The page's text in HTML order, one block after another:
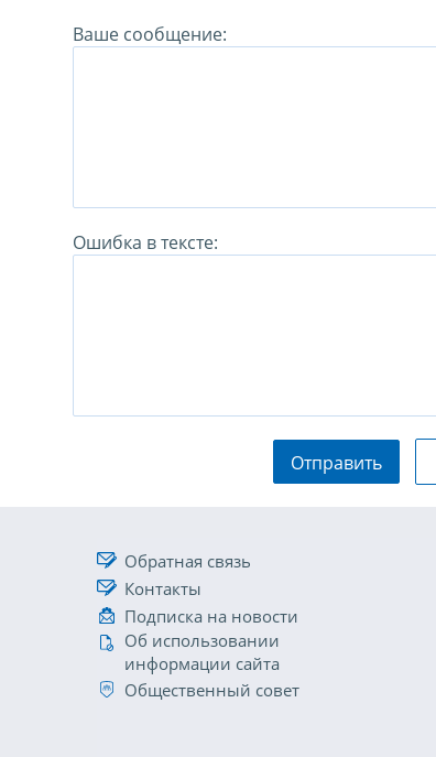
Ваше сообщение:
Ошибка в тексте:
Отправить
Обратная связь
Контакты
Подписка на новости
Об использовании
информации сайта
Общественный совет